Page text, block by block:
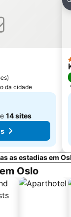
)
da cidade
14 sites
as estadias em
Oslo